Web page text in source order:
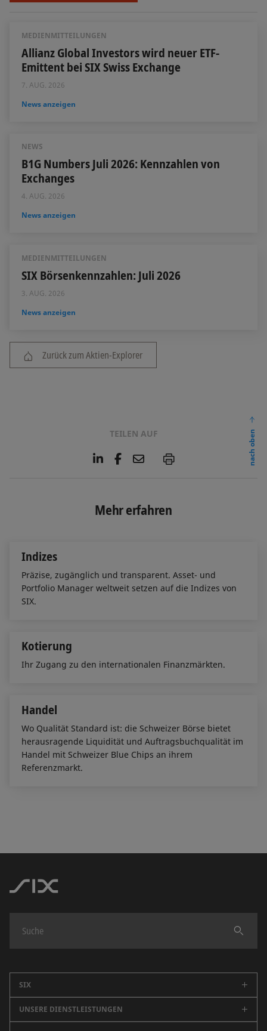
MEDIENMITTEILUNGEN
Allianz Global Investors wird neuer ETF-
Emittent bei SIX Swiss Exchange
7. AUG. 2026
News anzeigen
NEWS
B1G Numbers Juli 2026: Kennzahlen von
Exchanges
4. AUG. 2026
News anzeigen
MEDIENMITTEILUNGEN
SIX Börsenkennzahlen: Juli 2026
3. AUG. 2026
News anzeigen
Zurück zum Aktien-Explorer
TEILEN AUF
L
e
d
F
o
E
l
P
nach oben
Mehr erfahren
Indizes
Präzise, zugänglich und transparent. Asset- und
Portfolio Manager weltweit setzen auf die Indizes von
SIX.
Kotierung
Ihr Zugang zu den internationalen Finanzmärkten.
Handel
Wo Qualität Standard ist: die Schweizer Börse bietet
herausragende Liquidität und Auftragsbuchqualität im
Handel mit Schweizer Blue Chips an ihrem
Referenzmarkt.
Finden
SIX
Unternehmen
UNSERE DIENSTLEISTUNGEN